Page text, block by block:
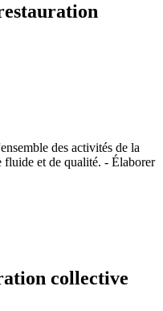
des activités de la
fluide et de qualité. - Élaborer
collective